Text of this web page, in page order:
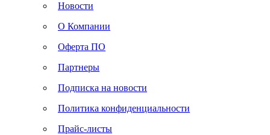
Новости
О Компании
Оферта ПО
Партнеры
Подписка на новости
Политика конфиденциальности
Прайс-листы